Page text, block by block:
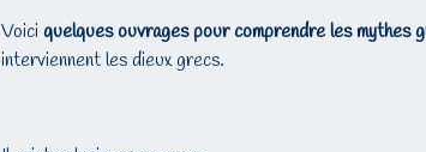
Voici quelques ouvrages pour comprendre les mythes
interviennent les dieux grecs.